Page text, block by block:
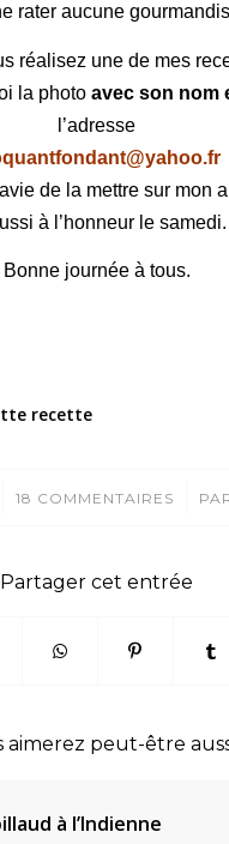
rater aucune
réalisez une de mes
la photo avec son nom
l’adresse
de la mettre sur mon
à l’honneur le samedi.
Bonne journée à tous.
recette
18 COMMENTAIRES
/
Partager cet entrée
aimerez peut-être
à l’Indienne